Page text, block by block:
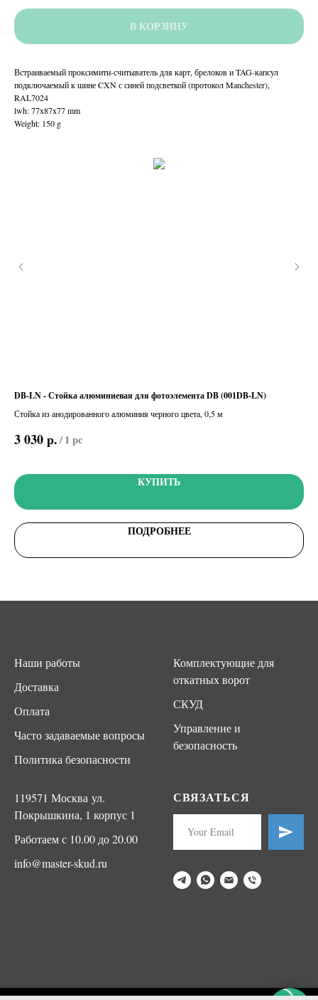
В КОРЗИНУ
Встраиваемый проксимити-считыватель для карт, брелоков и TAG-капсул
подключаемый к шине CXN с синей подсветкой (протокол Manchester),
RAL7024
lwh: 77x87x77 mm
Weight: 150 g
DB-LN - Стойка алюминиевая для фотоэлемента DB (001DB-LN)
Стойка из анодированного алюминия черного цвета, 0,5 м
3 030р./1 pc
КУПИТЬ
ПОДРОБНЕЕ
Наши работы
Доставка
Оплата
Часто задаваемые вопросы
Политика безопасности
Комплектующие для
откатных ворот
СКУД
Управление и
безопасность
119571 Москва ул.
Покрышкина, 1 корпус 1
Работаем с 10.00 до 20.00
info@master-skud.ru
СВЯЗАТЬСЯ